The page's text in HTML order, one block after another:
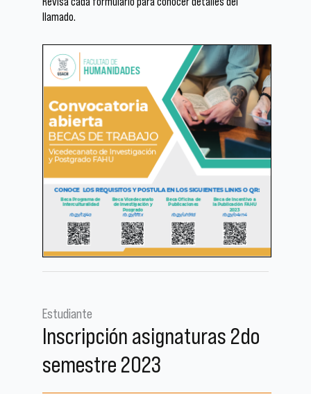
llamado.
Estudiante
Inscripción asignaturas 2do
semestre 2023